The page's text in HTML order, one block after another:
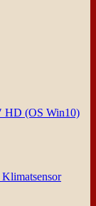
HD (OS Win10)